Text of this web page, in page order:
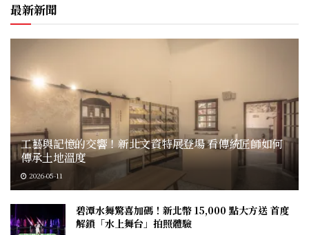
最新新聞
工藝與記憶的交響！新北文資特展登場 看傳統匠師如何
傳承土地溫度
2026-05-11
碧潭水舞驚喜加碼！新北幣 15,000 點大方送 首度
解鎖「水上舞台」拍照體驗